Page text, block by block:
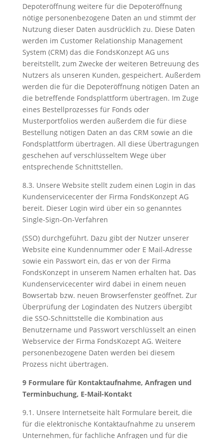
Depoteröffnung weitere für die Depoteröffnung
nötige personenbezogene Daten an und stimmt der
Nutzung dieser Daten ausdrücklich zu. Diese Daten
werden im Customer Relationship Management
System (CRM) das die FondsKonzept AG uns
bereitstellt, zum Zwecke der weiteren Betreuung des
Nutzers als unseren Kunden, gespeichert. Außerdem
werden die für die Depoteröffnung nötigen Daten an
die betreffende Fondsplattform übertragen. Im Zuge
eines Bestellprozesses für Fonds oder
Musterportfolios werden außerdem die für diese
Bestellung nötigen Daten an das CRM sowie an die
Fondsplattform übertragen. All diese Übertragungen
geschehen auf verschlüsseltem Wege über
entsprechende Schnittstellen.
8.3. Unsere Website stellt zudem einen Login in das
Kundenservicecenter der Firma FondsKonzept AG
bereit. Dieser Login wird über ein so genanntes
Single-Sign-On-Verfahren
(SSO) durchgeführt. Dazu gibt der Nutzer unserer
Website eine Kundennummer oder E Mail-Adresse
sowie ein Passwort ein, das er von der Firma
FondsKonzept in unserem Namen erhalten hat. Das
Kundenservicecenter wird dabei in einem neuen
Bowsertab bzw. neuen Browserfenster geöffnet. Zur
Überprüfung der Logindaten des Nutzers übergibt
die SSO-Schnittstelle die Kombination aus
Benutzername und Passwort verschlüsselt an einen
Webservice der Firma FondsKozept AG. Weitere
personenbezogene Daten werden bei diesem
Prozess nicht übertragen.
9 Formulare für Kontaktaufnahme, Anfragen und
Terminbuchung, E-Mail-Kontakt
9.1. Unsere Internetseite hält Formulare bereit, die
für die elektronische Kontaktaufnahme zu unserem
Unternehmen, für fachliche Anfragen und für die